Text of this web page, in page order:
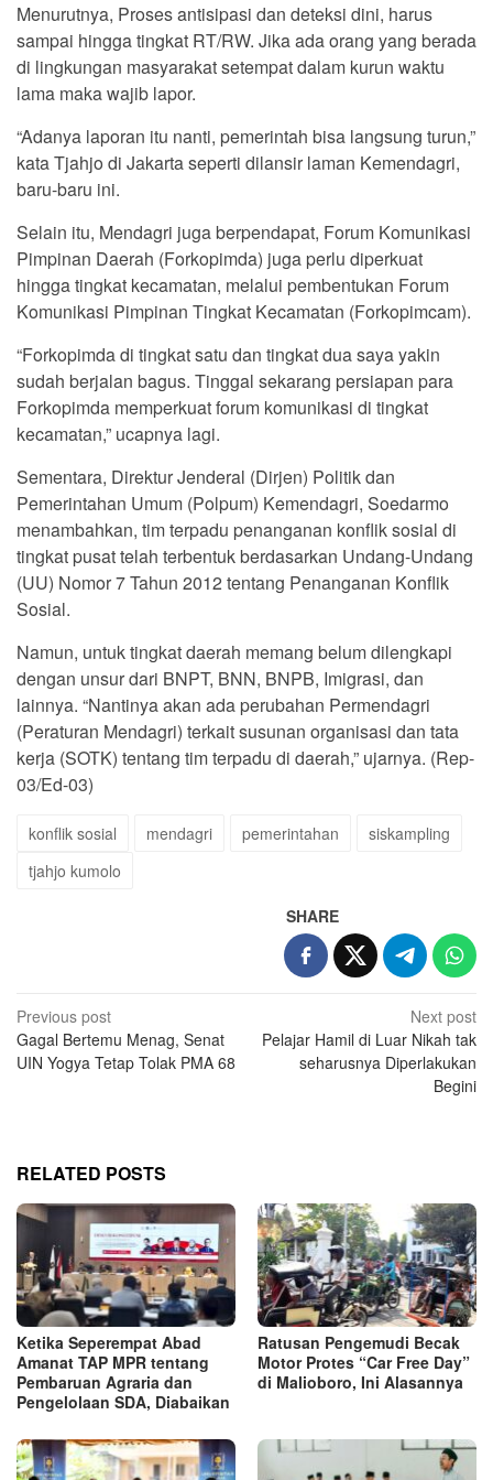
Menurutnya, Proses antisipasi dan deteksi dini, harus
sampai hingga tingkat RT/RW. Jika ada orang yang berada
di lingkungan masyarakat setempat dalam kurun waktu
lama maka wajib lapor.
“Adanya laporan itu nanti, pemerintah bisa langsung turun,”
kata Tjahjo di Jakarta seperti dilansir laman Kemendagri,
baru-baru ini.
Selain itu, Mendagri juga berpendapat, Forum Komunikasi
Pimpinan Daerah (Forkopimda) juga perlu diperkuat
hingga tingkat kecamatan, melalui pembentukan Forum
Komunikasi Pimpinan Tingkat Kecamatan (Forkopimcam).
“Forkopimda di tingkat satu dan tingkat dua saya yakin
sudah berjalan bagus. Tinggal sekarang persiapan para
Forkopimda memperkuat forum komunikasi di tingkat
kecamatan,” ucapnya lagi.
Sementara, Direktur Jenderal (Dirjen) Politik dan
Pemerintahan Umum (Polpum) Kemendagri, Soedarmo
menambahkan, tim terpadu penanganan konflik sosial di
tingkat pusat telah terbentuk berdasarkan Undang-Undang
(UU) Nomor 7 Tahun 2012 tentang Penanganan Konflik
Sosial.
Namun, untuk tingkat daerah memang belum dilengkapi
dengan unsur dari BNPT, BNN, BNPB, Imigrasi, dan
lainnya. “Nantinya akan ada perubahan Permendagri
(Peraturan Mendagri) terkait susunan organisasi dan tata
kerja (SOTK) tentang tim terpadu di daerah,” ujarnya. (Rep-
03/Ed-03)
konflik sosial mendagri pemerintahan
siskampling
tjahjo kumolo
SHARE
Post
navigation
Previous post
Gagal Bertemu Menag, Senat
UIN Yogya Tetap Tolak PMA 68
Next post
Pelajar Hamil di Luar Nikah tak
seharusnya Diperlakukan
Begini
RELATED POSTS
Ketika Seperempat Abad
Amanat TAP MPR tentang
Pembaruan Agraria dan
Pengelolaan SDA, Diabaikan
Ratusan Pengemudi Becak
Motor Protes “Car Free Day”
di Malioboro, Ini Alasannya